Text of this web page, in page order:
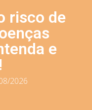
risco de
e
2026